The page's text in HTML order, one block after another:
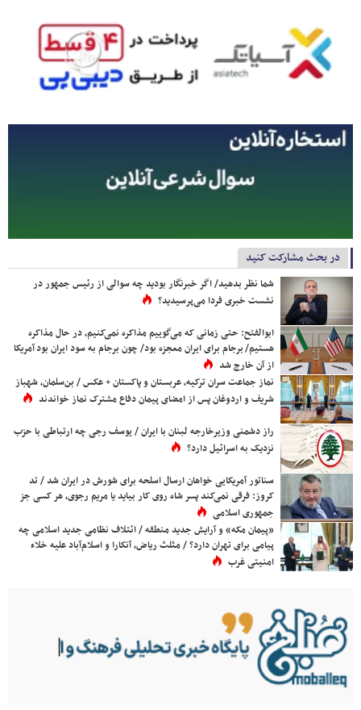
در بحث مشارکت کنید
شما نظر بدهید/ اگر خبرنگار بودید چه سوالی از رئیس جمهور در
نشست خبری فردا می‌پرسیدید؟
ابوالفتح: حتی زمانی که می‌گوییم مذاکره نمی‌کنیم، در حال مذاکره
هستیم/ برجام برای ایران معجزه بود/ چون برجام به سود ایران بود آمریکا
از آن خارج شد
نماز جماعت سران ترکیه، عربستان و پاکستان + عکس / بن‌سلمان، شهباز
شریف و اردوغان پس از امضای پیمان دفاع مشترک نماز خواندند
راز دشمنی وزیرخارجه لبنان با ایران / یوسف رجی چه ارتباطی با حزب
نزدیک به اسرائیل دارد؟
سناتور آمریکایی خواهان ارسال اسلحه برای شورش در ایران شد / تد
کروز: فرقی نمی‌کند پسر شاه روی کار بیاید یا مریم رجوی، هر کسی جز
جمهوری اسلامی
«پیمان مکه» و آرایش جدید منطقه / ائتلاف نظامی جدید اسلامی چه
پیامی برای تهران دارد؟ / مثلث ریاض، آنکارا و اسلام‌آباد علیه خلاء
امنیتی غرب